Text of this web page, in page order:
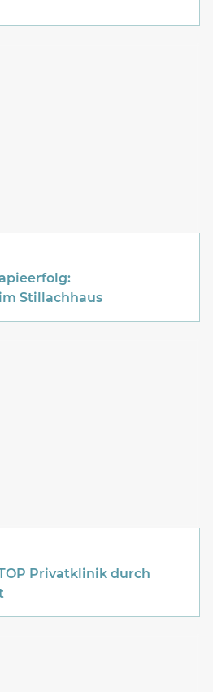
Stillachhaus
Privatklinik durch